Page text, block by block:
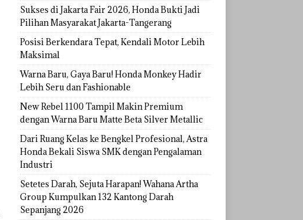
Sukses di Jakarta Fair 2026, Honda Bukti Jadi
Pilihan Masyarakat Jakarta-Tangerang
Posisi Berkendara Tepat, Kendali Motor Lebih
Maksimal
Warna Baru, Gaya Baru! Honda Monkey Hadir
Lebih Seru dan Fashionable
New Rebel 1100 Tampil Makin Premium
dengan Warna Baru Matte Beta Silver Metallic
Dari Ruang Kelas ke Bengkel Profesional, Astra
Honda Bekali Siswa SMK dengan Pengalaman
Industri
Setetes Darah, Sejuta Harapan! Wahana Artha
Group Kumpulkan 132 Kantong Darah
Sepanjang 2026